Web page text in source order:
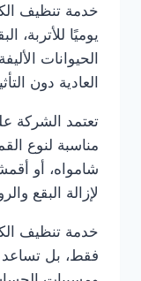
خدمة تنظيف
يوميًا للأتربة،
الحيوانات
العادية دون
تعتمد الشركة
مناسبة لنوع
شامواه، أو
لإزالة البقع
خدمة تنظيف
فقط، بل تساعد